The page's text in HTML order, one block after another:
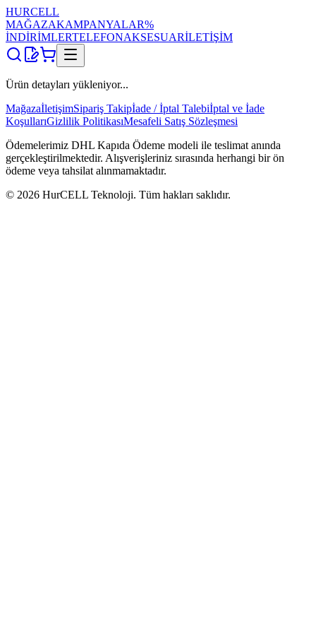
HURCELL
MAĞAZAKAMPANYALAR%
İNDİRİMLERTELEFONAKSESUARİLETİŞİM
Ürün detayları yükleniyor...
MağazaİletişimSipariş Takipİade / İptal Talebiİptal ve İade
KoşullarıGizlilik PolitikasıMesafeli Satış Sözleşmesi
Ödemelerimiz DHL Kapıda Ödeme modeli ile teslimat anında
gerçekleştirilmektedir. Alışverişleriniz sırasında herhangi bir ön
ödeme veya tahsilat alınmamaktadır.
© 2026 HurCELL Teknoloji. Tüm hakları saklıdır.